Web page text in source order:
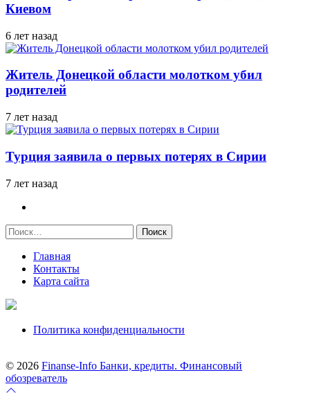
Киевом
6 лет назад
Житель Донецкой области молотком убил
родителей
7 лет назад
Турция заявила о первых потерях в Сирии
7 лет назад
Найти:
Главная
Контакты
Карта сайта
Политика конфиденциальности
© 2026 Finanse-Info Банки, кредиты. Финансовый
обозреватель
Перейти